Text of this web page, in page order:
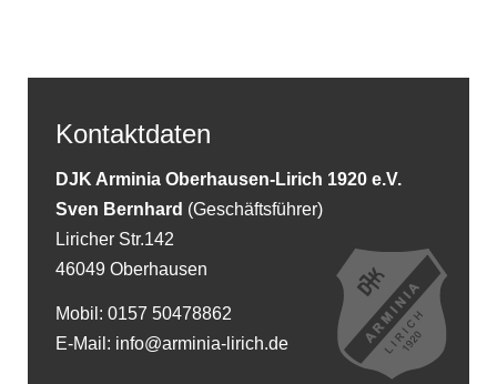
Kontaktdaten
DJK Arminia Oberhausen-Lirich 1920 e.V.
Sven Bernhard (Geschäftsführer)
Liricher Str.142
46049 Oberhausen
Mobil: 0157 50478862
E-Mail: info@arminia-lirich.de